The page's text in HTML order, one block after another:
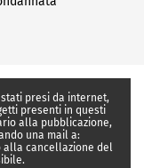
presi da internet,
presenti in questi
alla pubblicazione,
una mail a:
alla cancellazione del